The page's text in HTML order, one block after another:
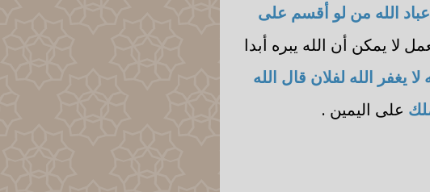
الله من لو أقسم على
لا يمكن أن الله يبره أبدا
الله لفلان قال الله
على اليمين .